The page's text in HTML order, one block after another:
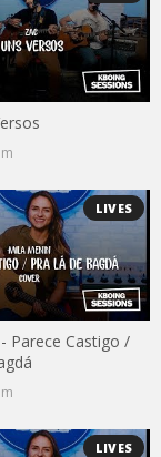
LIVES
Parece Castigo /
LIVES